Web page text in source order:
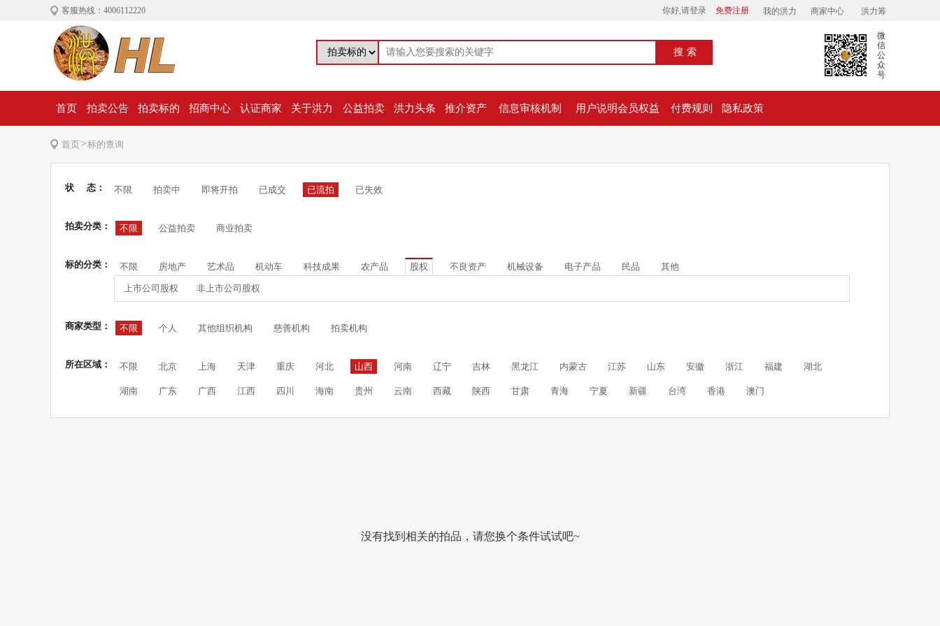
客服热线：4006112220 你好,请登录 免费注册 我的洪力 商家中心 洪力筹
搜索
微
信
公
众
号
首页 拍卖公告 拍卖标的 招商中心 认证商家 关于洪力 公益拍卖 洪力头条 推介资产 信息审核机制 用户说明会员权益 付费规则 隐私政策
首页>标的查询
状 态： 不限 拍卖中 即将开拍 已成交 已流拍 已失效
拍卖分类： 不限 公益拍卖 商业拍卖
标的分类： 不限 房地产 艺术品 机动车 科技成果 农产品 股权 不良资产 机械设备 电子产品 民品 其他
上市公司股权 非上市公司股权
商家类型： 不限 个人 其他组织机构 慈善机构 拍卖机构
所在区域： 不限 北京 上海 天津 重庆 河北 山西 河南 辽宁 吉林 黑龙江 内蒙古 江苏 山东 安徽 浙江 福建 湖北
湖南 广东 广西 江西 四川 海南 贵州 云南 西藏 陕西 甘肃 青海 宁夏 新疆 台湾 香港 澳门
没有找到相关的拍品，请您换个条件试试吧~